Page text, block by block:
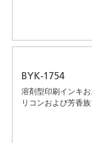
BYK-1754
溶剤型印刷インキ
リコンおよび芳香